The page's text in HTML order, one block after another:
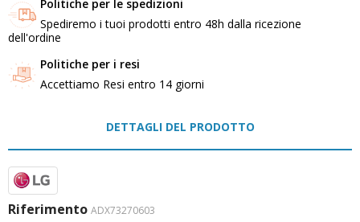
Politiche per le spedizioni
Spediremo i tuoi prodotti entro 48h dalla ricezione
dell'ordine
Politiche per i resi
Accettiamo Resi entro 14 giorni
DETTAGLI DEL PRODOTTO
Riferimento ADX73270603